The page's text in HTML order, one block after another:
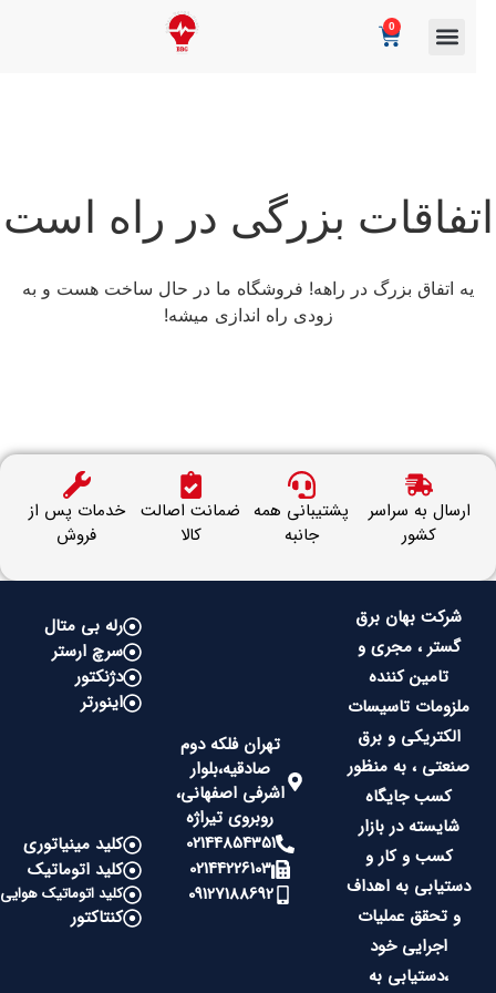
بزرگی در راه است
یه اتفاق بزرگ در راهه! فروشگاه ما در حال ساخت هست و به
زودی راه اندازی میشه!
ارسال به سراسر
کشور
پشتیبانی همه
جانبه
ضمانت اصالت
کالا
خدمات پس از
فروش
شرکت بهان برق
گستر ، مجری و
تامین کننده
ملزومات تاسیسات
الکتریکی و برق
صنعتی ، به منظور
کسب جایگاه
شایسته در بازار
کسب و کار و
دستیابی به اهداف
و تحقق عملیات
اجرایی خود
،دستیابی به
تهران فلکه دوم
صادقیه،بلوار
اشرفی اصفهانی،
روبروی تیراژه
02144854351
02144226103
09127188692
رله بی متال
سرچ ارستر
دژنکتور
اینورتر
کلید مینیاتوری
کلید اتوماتیک
کلید اتوماتیک هوایی
کنتاکتور